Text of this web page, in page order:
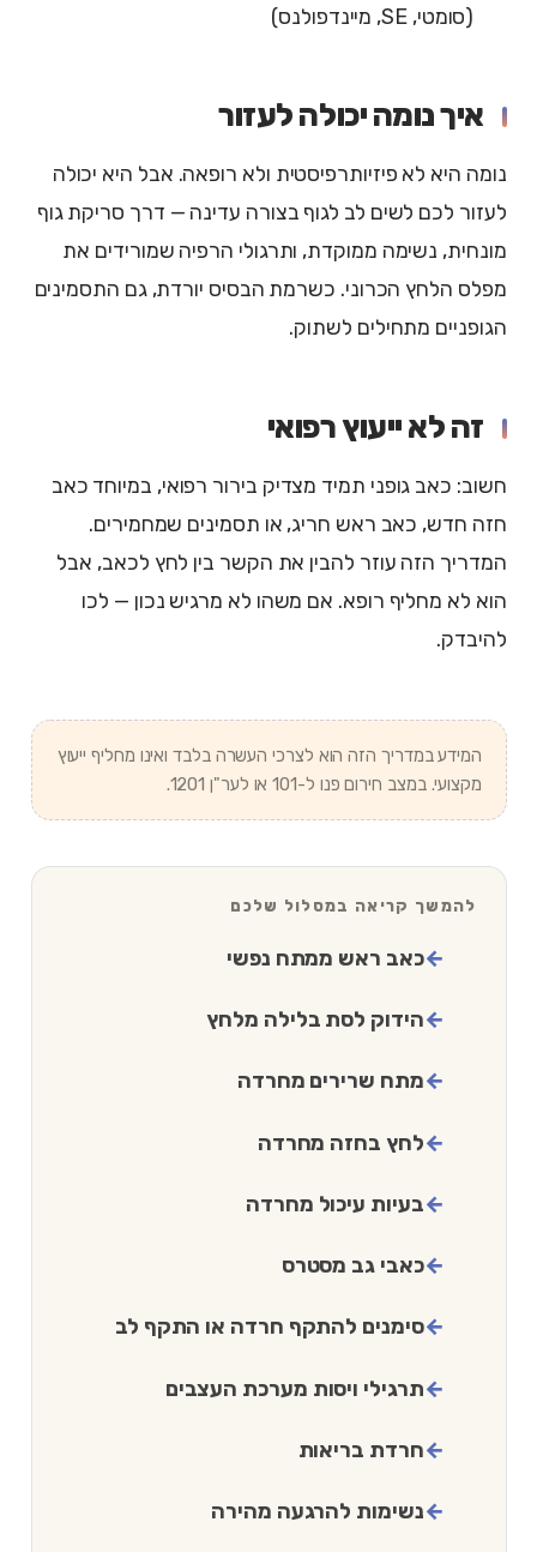
(סומטי, SE, מיינדפולנס)
איך נומה יכולה לעזור
נומה היא לא פיזיותרפיסטית ולא רופאה. אבל היא יכולה
לעזור לכם לשים לב לגוף בצורה עדינה — דרך סריקת גוף
מונחית, נשימה ממוקדת, ותרגולי הרפיה שמורידים את
מפלס הלחץ הכרוני. כשרמת הבסיס יורדת, גם התסמינים
הגופניים מתחילים לשתוק.
זה לא ייעוץ רפואי
חשוב: כאב גופני תמיד מצדיק בירור רפואי, במיוחד כאב
חזה חדש, כאב ראש חריג, או תסמינים שמחמירים.
המדריך הזה עוזר להבין את הקשר בין לחץ לכאב, אבל
הוא לא מחליף רופא. אם משהו לא מרגיש נכון — לכו
להיבדק.
המידע במדריך הזה הוא לצרכי העשרה בלבד ואינו מחליף ייעוץ
מקצועי. במצב חירום פנו ל-101 או לער"ן 1201.
להמשך קריאה במסלול שלכם
כאב ראש ממתח נפשי
הידוק לסת בלילה מלחץ
מתח שרירים מחרדה
לחץ בחזה מחרדה
בעיות עיכול מחרדה
כאבי גב מסטרס
סימנים להתקף חרדה או התקף לב
תרגילי ויסות מערכת העצבים
חרדת בריאות
נשימות להרגעה מהירה